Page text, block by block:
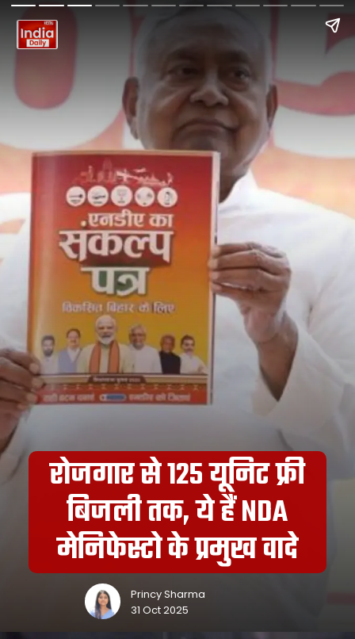
रोजगार से 125 यूनिट फ्री
बिजली तक, ये हैं NDA
मेनिफेस्टो के प्रमुख वादे
Princy Sharma
31 Oct 2025